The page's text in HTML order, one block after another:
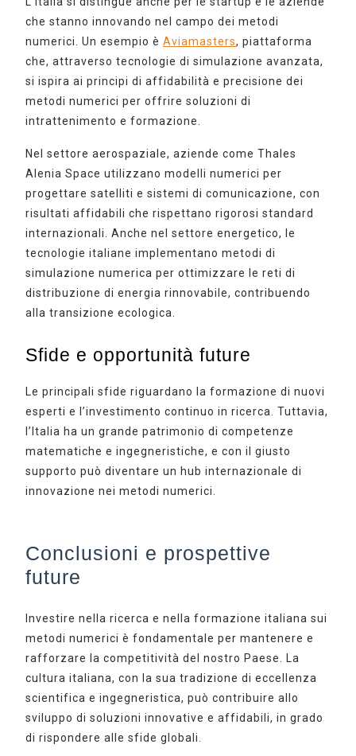
che stanno innovando nel campo dei metodi
numerici. Un esempio è Aviamasters, piattaforma
che, attraverso tecnologie di simulazione avanzata,
si ispira ai principi di affidabilità e precisione dei
metodi numerici per offrire soluzioni di
intrattenimento e formazione.
Nel settore aerospaziale, aziende come Thales
Alenia Space utilizzano modelli numerici per
progettare satelliti e sistemi di comunicazione, con
risultati affidabili che rispettano rigorosi standard
internazionali. Anche nel settore energetico, le
tecnologie italiane implementano metodi di
simulazione numerica per ottimizzare le reti di
distribuzione di energia rinnovabile, contribuendo
alla transizione ecologica.
Sfide e opportunità future
Le principali sfide riguardano la formazione di nuovi
esperti e l’investimento continuo in ricerca. Tuttavia,
l’Italia ha un grande patrimonio di competenze
matematiche e ingegneristiche, e con il giusto
supporto può diventare un hub internazionale di
innovazione nei metodi numerici.
Conclusioni e prospettive
future
Investire nella ricerca e nella formazione italiana sui
metodi numerici è fondamentale per mantenere e
rafforzare la competitività del nostro Paese. La
cultura italiana, con la sua tradizione di eccellenza
scientifica e ingegneristica, può contribuire allo
sviluppo di soluzioni innovative e affidabili, in grado
di rispondere alle sfide globali.